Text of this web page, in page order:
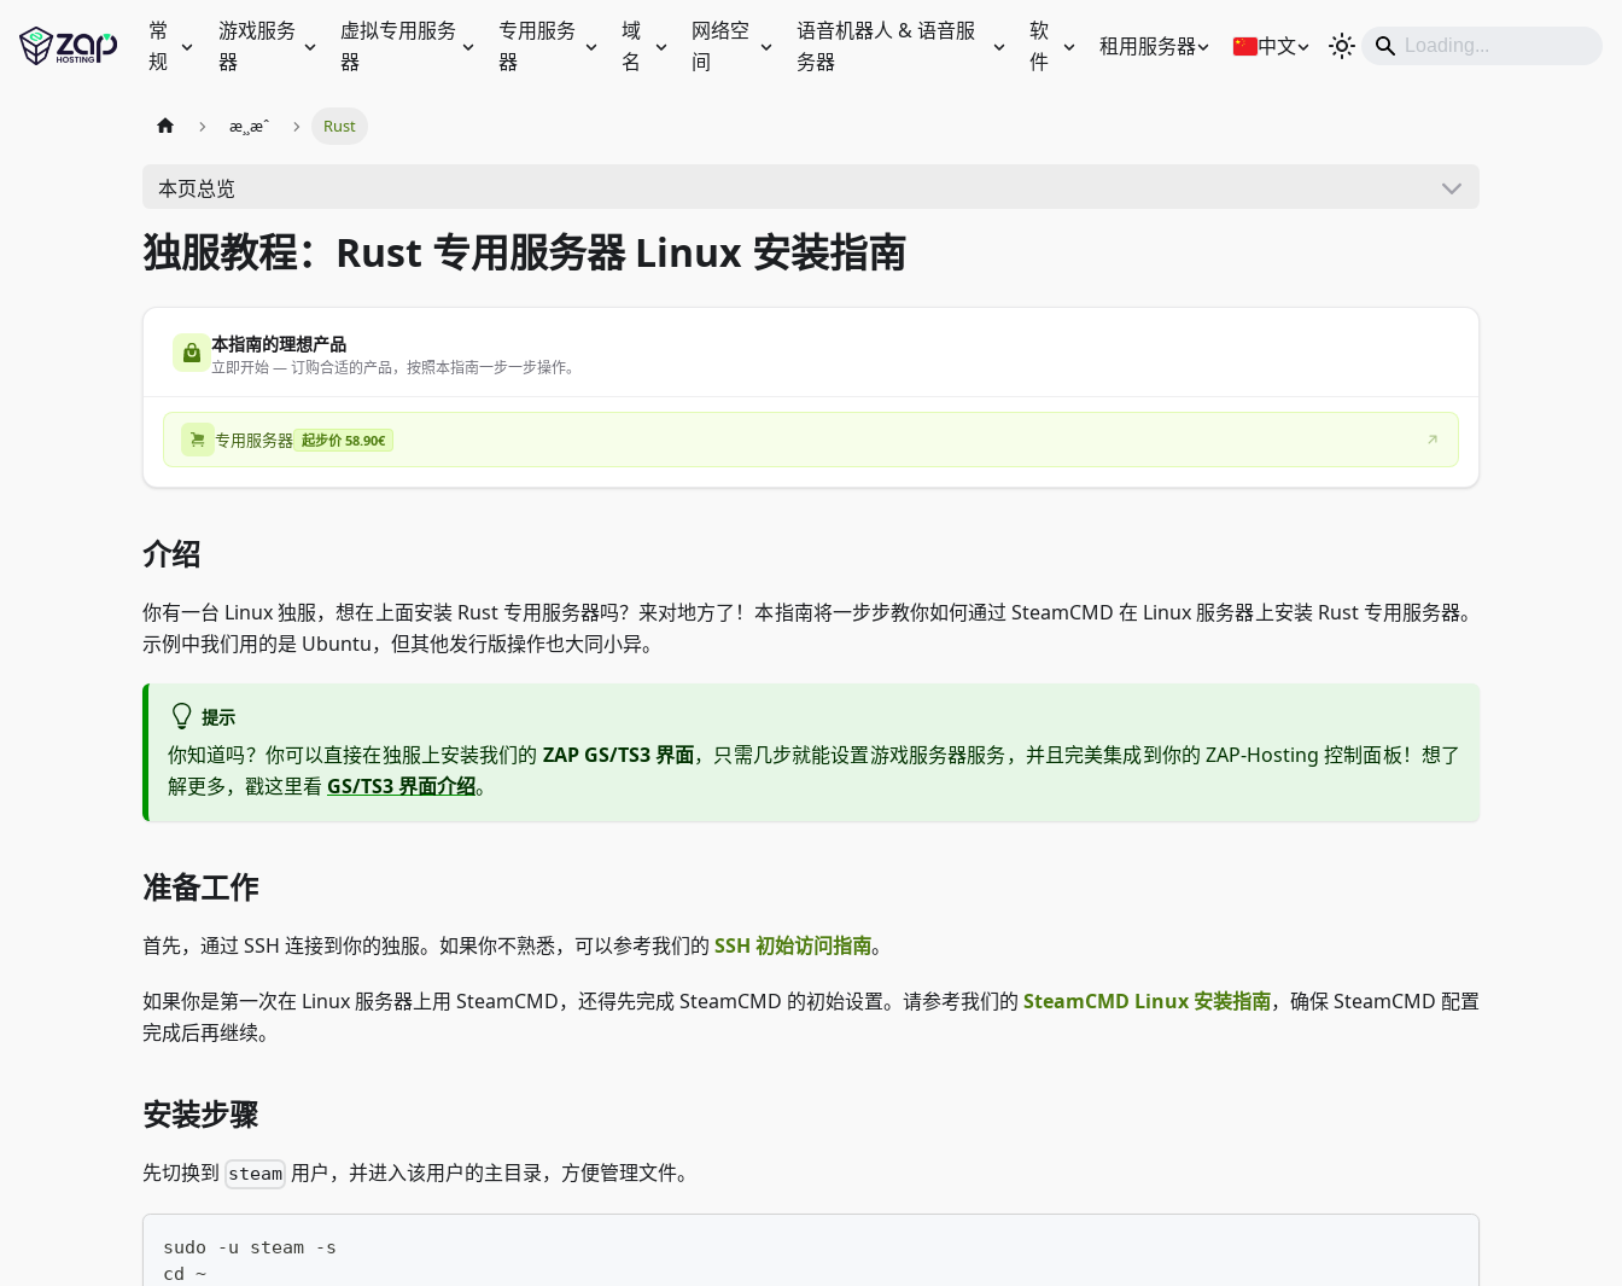
常
规
游戏服务
器
虚拟专用服务
器
专用服务
器
域
名
网络空
间
语音机器人 & 语音服
务器
软
件
租用服务器 中文
æ¸¸æˆ Rust
本页总览
独服教程：Rust 专用服务器 Linux 安装指南
本指南的理想产品
立即开始 — 订购合适的产品，按照本指南一步一步操作。
专用服务器 起步价 58.90€
介绍
你有一台 Linux 独服，想在上面安装 Rust 专用服务器吗？来对地方了！本指南将一步步教你如何通过 SteamCMD 在 Linux 服务器上安装 Rust 专用服务器。
示例中我们用的是 Ubuntu，但其他发行版操作也大同小异。
提示
你知道吗？你可以直接在独服上安装我们的 ZAP GS/TS3 界面，只需几步就能设置游戏服务器服务，并且完美集成到你的 ZAP-Hosting 控制面板！想了
解更多，戳这里看 GS/TS3 界面介绍。
准备工作
首先，通过 SSH 连接到你的独服。如果你不熟悉，可以参考我们的 SSH 初始访问指南。
如果你是第一次在 Linux 服务器上用 SteamCMD，还得先完成 SteamCMD 的初始设置。请参考我们的 SteamCMD Linux 安装指南，确保 SteamCMD 配置
完成后再继续。
安装步骤
先切换到 steam 用户，并进入该用户的主目录，方便管理文件。
sudo -u steam -s
cd ~